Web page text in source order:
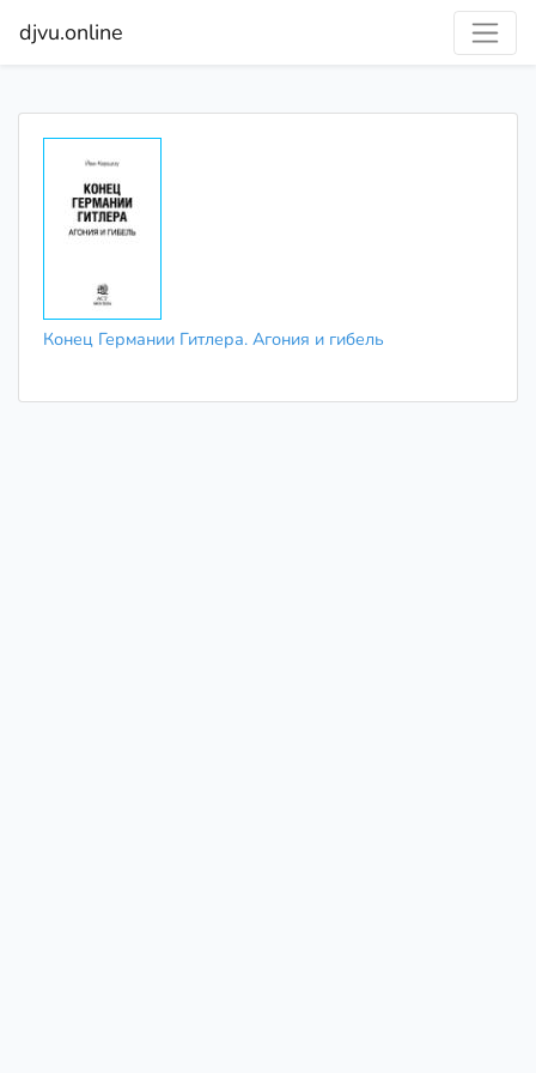
djvu.online
Конец Германии Гитлера. Агония и гибель